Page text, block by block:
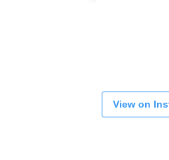
View on